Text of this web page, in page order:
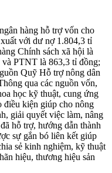
hàng hỗ trợ vốn cho
với dư nợ 1.804,3 tỉ
Chính sách xã hội là
PTNT là 863,3 tỉ đồng;
Quỹ Hỗ trợ nông dân
qua các nguồn vốn,
học kỹ thuật, cung ứng
điều kiện giúp cho nông
giải quyết việc làm, nâng
hỗ trợ, hướng dẫn thành
sự gắn bó liên kết giúp
sẻ kinh nghiệm, kỹ thuật
hiệu, thương hiệu sản